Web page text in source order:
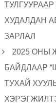
ХУДАЛДАН
ЗАРЛАЛ
2025 ОНЫ
БАЙДЛААР
ТУХАЙ